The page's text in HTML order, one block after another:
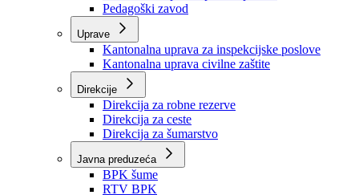
Zavod zdravstvenog osiguranja
Zavod za javno zdravstvo
Zavod za besplatnu pravnu pomoć
Pedagoški zavod
Kantonalna uprava za inspekcijske poslove
Kantonalna uprava civilne zaštite
Direkcije
Direkcija za robne rezerve
Direkcija za ceste
Direkcija za šumarstvo